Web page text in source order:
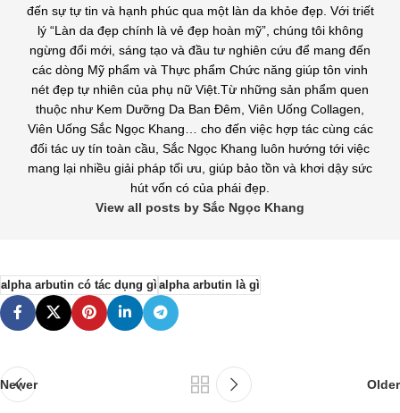
đến sự tự tin và hạnh phúc qua một làn da khỏe đẹp. Với triết
lý “Làn da đẹp chính là vẻ đẹp hoàn mỹ”, chúng tôi không
ngừng đổi mới, sáng tạo và đầu tư nghiên cứu để mang đến
các dòng Mỹ phẩm và Thực phẩm Chức năng giúp tôn vinh
nét đẹp tự nhiên của phụ nữ Việt.Từ những sản phẩm quen
thuộc như Kem Dưỡng Da Ban Đêm, Viên Uống Collagen,
Viên Uống Sắc Ngọc Khang… cho đến việc hợp tác cùng các
đối tác uy tín toàn cầu, Sắc Ngọc Khang luôn hướng tới việc
mang lại nhiều giải pháp tối ưu, giúp bảo tồn và khơi dậy sức
hút vốn có của phái đẹp.
View all posts by Sắc Ngọc Khang
alpha arbutin có tác dụng gì alpha arbutin là gì
Newer Older